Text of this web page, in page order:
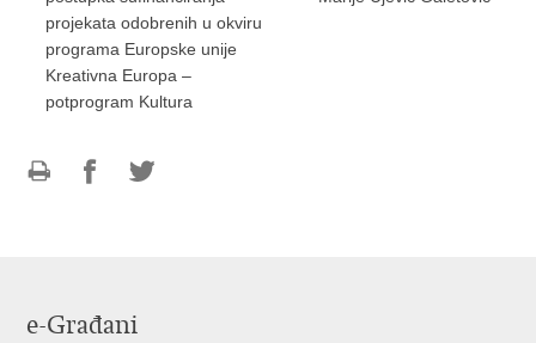
projekata odobrenih u okviru
programa Europske unije
Kreativna Europa –
potprogram Kultura
e-Građani